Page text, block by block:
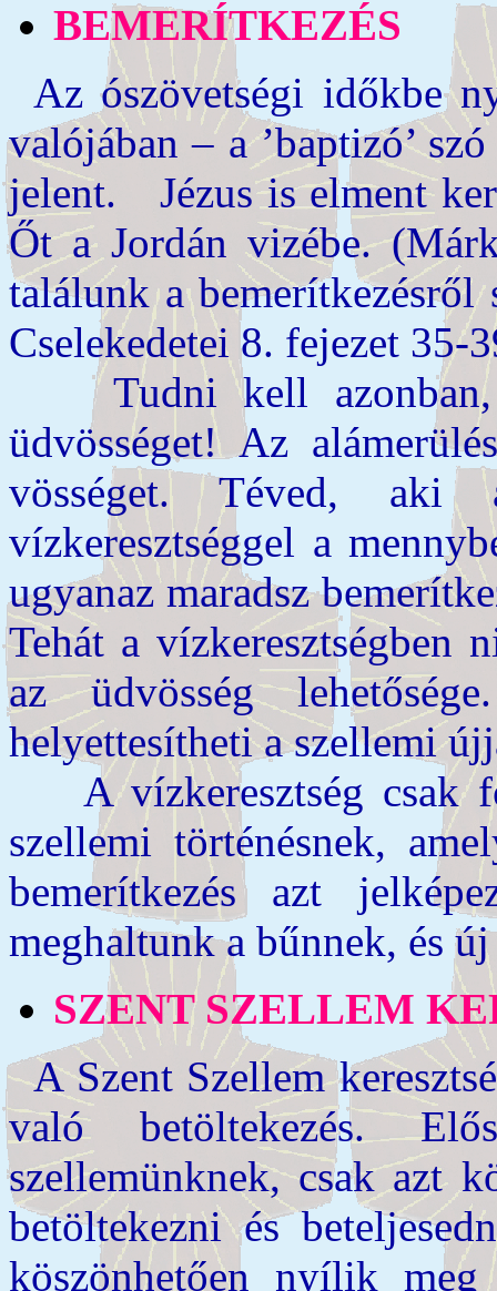
BEMERÍTKEZÉS
Az ószövetségi időkbe
valójában – a ’baptizó’
jelent. Jézus is elment
Őt a Jordán vizébe.
találunk a
Cselekedetei 8. fejezet 35-
Tudni kell azonban,
üdvösséget! Az
vösséget. Téved,
vízkeresztséggel a
ugyanaz maradsz
Tehát a vízke­resztségben
az üdvösség
helyettesítheti a szellemi
A vízkeresztség csak
szellemi történésnek,
bemerítkezés azt
meghaltunk a bűnnek, és
SZENT SZELLEM
A Szent Szellem
való betöltekezés.
szellemünknek, csak azt
betöltekezni és
köszönhetően nyílik